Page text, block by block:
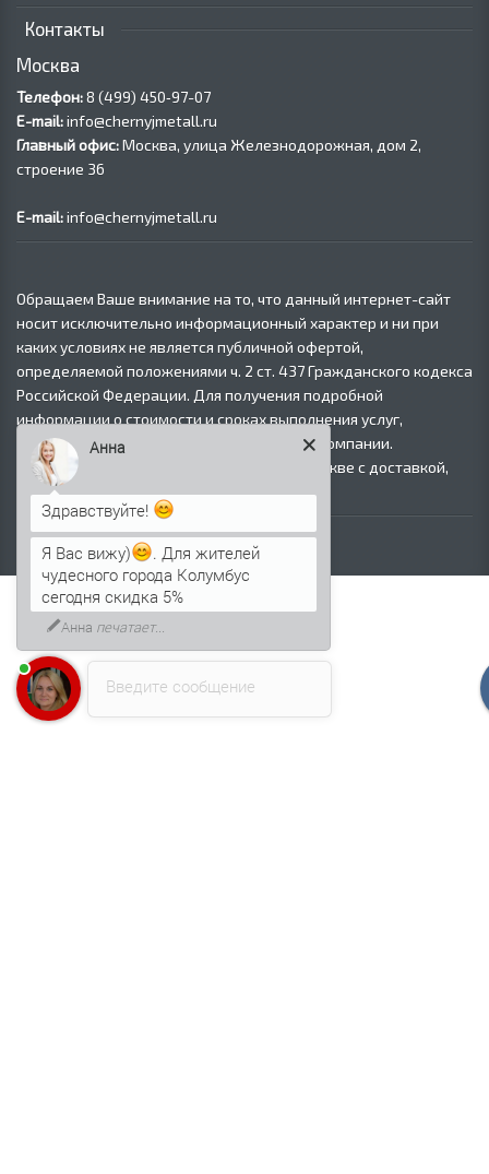
Контакты
Москва
Телефон:8 (499) 450‑97-07
E-mail:info@chernyjmetall.ru
Главный офис:Москва, улица Железнодорожная, дом 2,
строение 36
E-mail:info@chernyjmetall.ru
Обращаем Ваше внимание на то, что данный интернет-сайт
носит исключительно информационный характер и ни при
каких условиях не является публичной офертой,
определяемой положениями ч. 2 ст. 437 Гражданского кодекса
Российской Федерации. Для получения подробной
информации о стоимости и сроках выполнения услуг,
пожалуйста, обращайтесь к сотрудникам компании.
© Продажа черного металлопроката в Москве с доставкой,
2008–2026.
Введите сообщение
Анна
Здравствуйте!
Я Вас вижу)
. Для жителей
чудесного города Колумбус
сегодня скидка 5%
Анна печатает...